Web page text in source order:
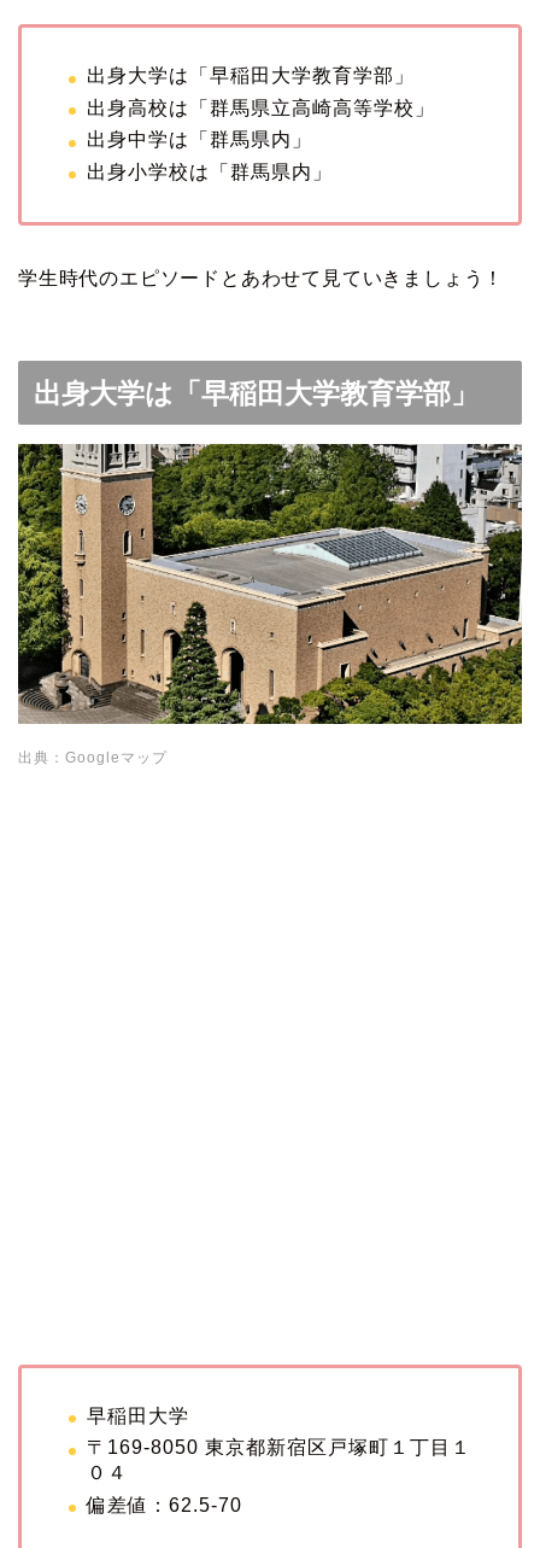
出身大学は「早稲田大学教育学部」
出身高校は「群馬県立高崎高等学校」
出身中学は「群馬県内」
出身小学校は「群馬県内」
学生時代のエピソードとあわせて見ていきましょう！
出身大学は「早稲田大学教育学部」
出典：Googleマップ
早稲田大学
〒169-8050 東京都新宿区戸塚町１丁目１
０４
偏差値：62.5-70